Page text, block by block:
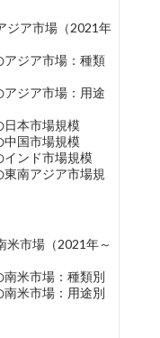
ジア市場（2021年
アジア市場：種類
ジア市場：用途
日本市場規模
中国市場規模
インド市場規模
南アジア市場規
米市場（2021年～
米市場：種類別
米市場：用途別